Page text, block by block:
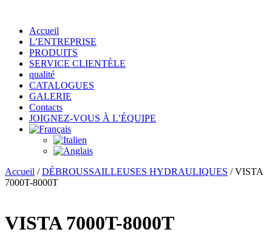
Accueil
L’ENTREPRISE
PRODUITS
SERVICE CLIENTÈLE
qualité
CATALOGUES
GALERIE
Contacts
JOIGNEZ-VOUS À L’ÉQUIPE
Accueil /DÉBROUSSAILLEUSES HYDRAULIQUES / VISTA
7000T-8000T
VISTA 7000T-8000T